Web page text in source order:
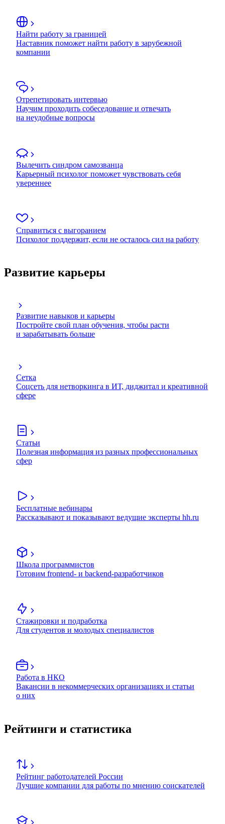
Найти работу за границей
Наставник поможет найти работу в зарубежной
компании
Отрепетировать интервью
Научим проходить собеседование и отвечать
на неудобные вопросы
Вылечить синдром самозванца
Карьерный психолог поможет чувствовать себя
увереннее
Справиться с выгоранием
Психолог поддержит, если не осталось сил на работу
Развитие карьеры
Развитие навыков и карьеры
Постройте свой план обучения, чтобы расти
и зарабатывать больше
Сетка
Соцсеть для нетворкинга в ИТ, диджитал и креативной
сфере
Статьи
Полезная информация из разных профессиональных
сфер
Бесплатные вебинары
Рассказывают и показывают ведущие эксперты hh.ru
Школа программистов
Готовим frontend- и backend-разработчиков
Стажировки и подработка
Для студентов и молодых специалистов
Работа в НКО
Вакансии в некоммерческих организациях и статьи
о них
Рейтинги и статистика
Рейтинг работодателей России
Лучшие компании для работы по мнению соискателей